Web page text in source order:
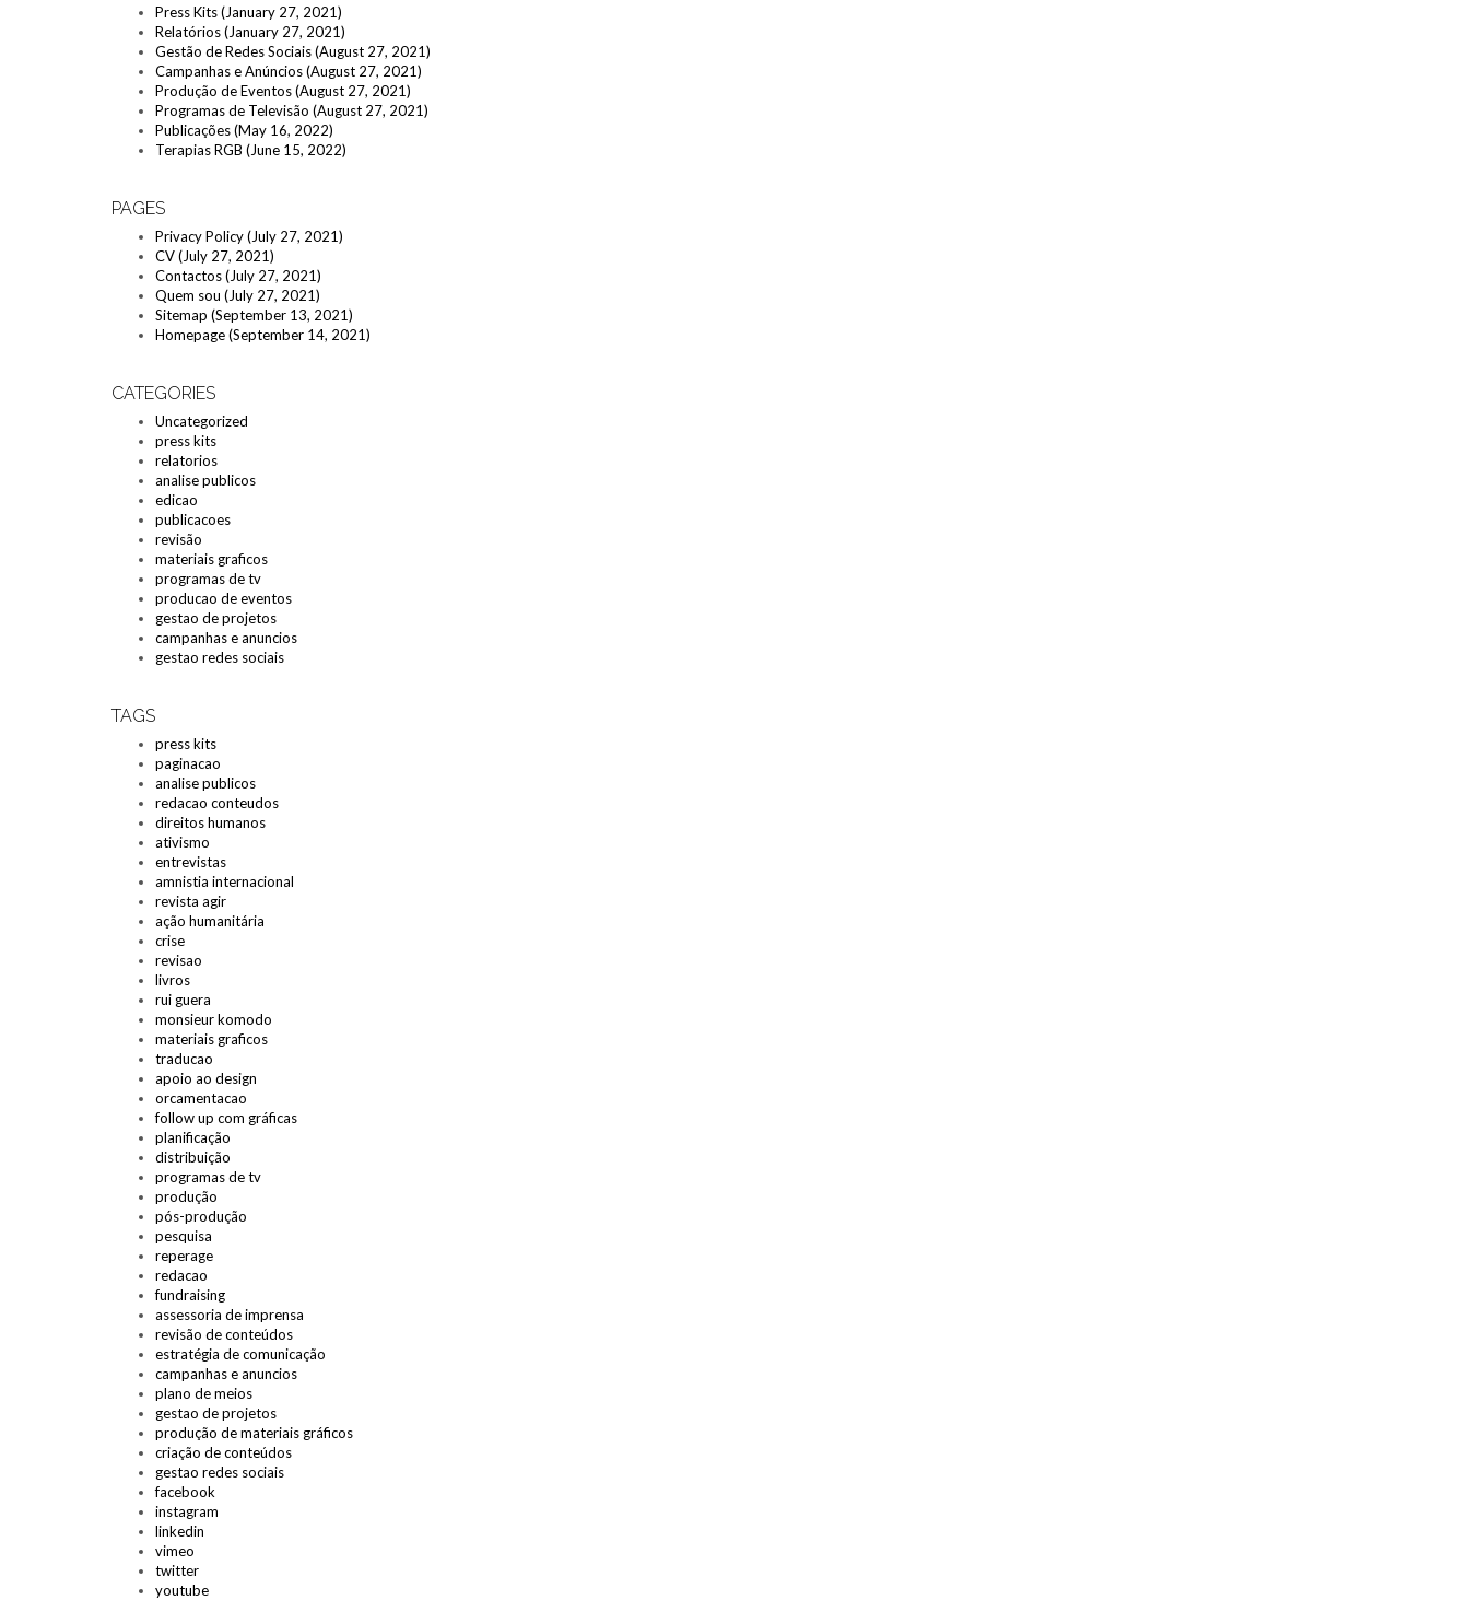
Press Kits (January 27, 2021)
Relatórios (January 27, 2021)
Gestão de Redes Sociais (August 27, 2021)
Campanhas e Anúncios (August 27, 2021)
Produção de Eventos (August 27, 2021)
Programas de Televisão (August 27, 2021)
Publicações (May 16, 2022)
Terapias RGB (June 15, 2022)
PAGES
Privacy Policy (July 27, 2021)
CV (July 27, 2021)
Contactos (July 27, 2021)
Quem sou (July 27, 2021)
Sitemap (September 13, 2021)
Homepage (September 14, 2021)
CATEGORIES
Uncategorized
press kits
relatorios
analise publicos
edicao
publicacoes
revisão
materiais graficos
programas de tv
producao de eventos
gestao de projetos
campanhas e anuncios
gestao redes sociais
TAGS
press kits
paginacao
analise publicos
redacao conteudos
direitos humanos
ativismo
entrevistas
amnistia internacional
revista agir
ação humanitária
crise
revisao
livros
rui guera
monsieur komodo
materiais graficos
traducao
apoio ao design
orcamentacao
follow up com gráficas
planificação
distribuição
programas de tv
produção
pós-produção
pesquisa
reperage
redacao
fundraising
assessoria de imprensa
revisão de conteúdos
estratégia de comunicação
campanhas e anuncios
plano de meios
gestao de projetos
produção de materiais gráficos
criação de conteúdos
gestao redes sociais
facebook
instagram
linkedin
vimeo
twitter
youtube